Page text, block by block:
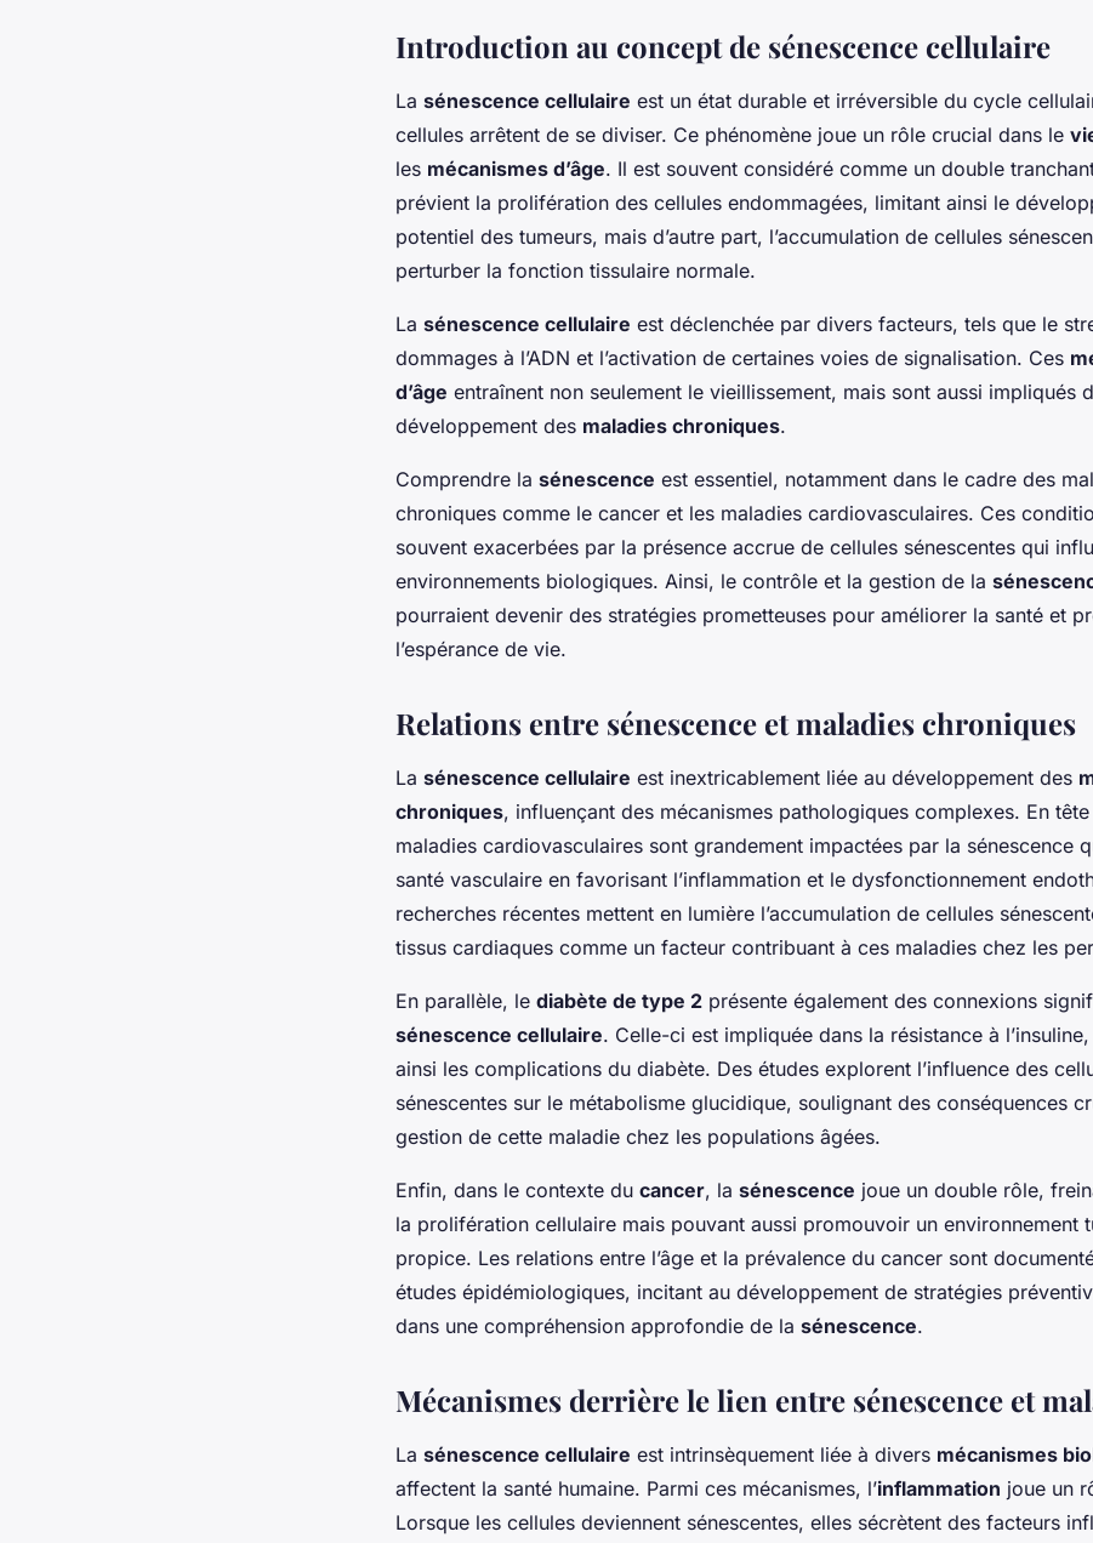
Introduction au concept de sénescence cellulaire
La sénescence cellulaire est un état durable et irréversible du cycle
cellules arrêtent de se diviser. Ce phénomène joue un rôle crucial dans le
les mécanismes d’âge. Il est souvent considéré comme un double
prévient la prolifération des cellules endommagées, limitant ainsi le
potentiel des tumeurs, mais d’autre part, l’accumulation de cellules
perturber la fonction tissulaire normale.
La sénescence cellulaire est déclenchée par divers facteurs, tels que le
dommages à l’ADN et l’activation de certaines voies de signalisation. Ces
d’âge entraînent non seulement le vieillissement, mais sont aussi impliqués
développement des maladies chroniques.
Comprendre la sénescence est essentiel, notamment dans le cadre des
chroniques comme le cancer et les maladies cardiovasculaires. Ces
souvent exacerbées par la présence accrue de cellules sénescentes qui
environnements biologiques. Ainsi, le contrôle et la gestion de la
pourraient devenir des stratégies prometteuses pour améliorer la santé et
l’espérance de vie.
Relations entre sénescence et maladies chroniques
La sénescence cellulaire est inextricablement liée au développement des
chroniques, influençant des mécanismes pathologiques complexes. En
maladies cardiovasculaires sont grandement impactées par la sénescence
santé vasculaire en favorisant l’inflammation et le dysfonctionnement
recherches récentes mettent en lumière l’accumulation de cellules
tissus cardiaques comme un facteur contribuant à ces maladies chez les
En parallèle, le diabète de type 2 présente également des connexions
sénescence cellulaire. Celle-ci est impliquée dans la résistance à
ainsi les complications du diabète. Des études explorent l’influence des
sénescentes sur le métabolisme glucidique, soulignant des conséquences
gestion de cette maladie chez les populations âgées.
Enfin, dans le contexte du cancer, la sénescence joue un double rôle,
la prolifération cellulaire mais pouvant aussi promouvoir un environnement
propice. Les relations entre l’âge et la prévalence du cancer sont
études épidémiologiques, incitant au développement de stratégies
dans une compréhension approfondie de la sénescence.
Mécanismes derrière le lien entre sénescence et
La sénescence cellulaire est intrinsèquement liée à divers mécanismes
affectent la santé humaine. Parmi ces mécanismes, l’inflammation joue un
Lorsque les cellules deviennent sénescentes, elles sécrètent des facteurs